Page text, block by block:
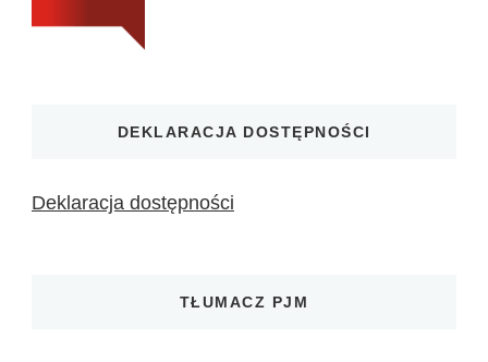
DEKLARACJA DOSTĘPNOŚCI
Deklaracja dostępności
TŁUMACZ PJM